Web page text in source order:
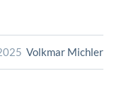
Volkmar Michler